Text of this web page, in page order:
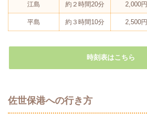
江島 約２時間20分 2,000円
平島 約３時間10分 2,500円
時刻表はこちら
佐世保港への行き方